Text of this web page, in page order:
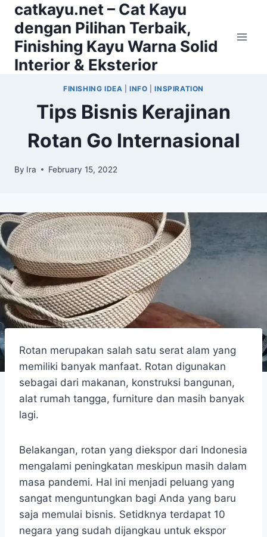
Skip
content
catkayu.net – Cat Kayu
dengan Pilihan Terbaik,
Finishing Kayu Warna Solid
Interior & Eksterior
FINISHING IDEA |INFO |INSPIRATION
Tips Bisnis Kerajinan
Rotan Go Internasional
By Ira February 15, 2022
Rotan merupakan salah satu serat alam yang
memiliki banyak manfaat. Rotan digunakan
sebagai dari makanan, konstruksi bangunan,
alat rumah tangga, furniture dan masih banyak
lagi.
Belakangan, rotan yang diekspor dari Indonesia
mengalami peningkatan meskipun masih dalam
masa pandemi. Hal ini menjadi peluang yang
sangat menguntungkan bagi Anda yang baru
saja memulai bisnis. Setidknya terdapat 10
negara yang sudah dijangkau untuk ekspor